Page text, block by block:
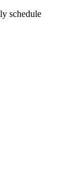
schedule